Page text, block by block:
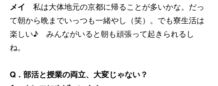
メイ 私は大体地元の京都に帰ることが多いかな。だっ
て朝から晩までいっつも一緒やし（笑）。でも寮生活は
楽しい♪ みんながいると朝も頑張って起きられるし
ね。
Q．部活と授業の両立、大変じゃない？